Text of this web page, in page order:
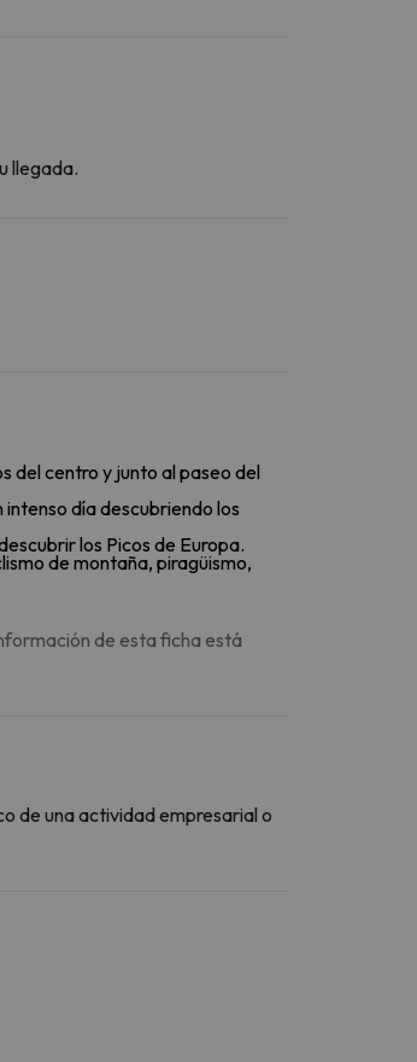
llegada.
del centro y junto al paseo del
día descubriendo los
los Picos de Europa.
de montaña, piragüismo,
de esta ficha está
de una actividad empresarial o